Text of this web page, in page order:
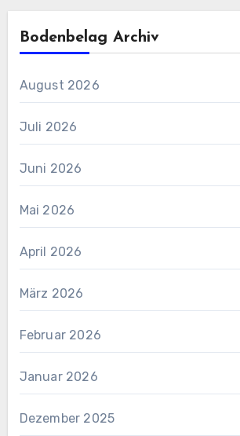
Bodenbelag Archiv
August 2026
Juli 2026
Juni 2026
Mai 2026
April 2026
März 2026
Februar 2026
Januar 2026
Dezember 2025